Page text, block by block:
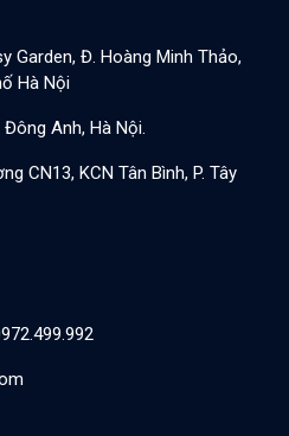
Garden, Đ. Hoàng Minh Thảo,
Hà Nội
Anh, Hà Nội.
CN13, KCN Tân Bình, P. Tây